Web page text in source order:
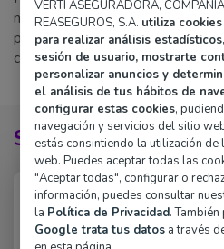
necesidades y a las de tu nuevo
prefieras y busca el equilibrio
coberturas y precio:
SEGÚN TUS
Seguro de coche a
terceros
VERTI ASEGURADORA,
REASEGUROS, S.A. utiliza
para realizar análisis
sesión de usuario, mostrarte
personalizar anuncios y
el análisis de tus hábitos de
configurar estas cookies,
navegación y servicios del sitio
estás consintiendo la utilización de
web. Puedes aceptar todas las
"Aceptar todas", configurar o
información, puedes consultar
la Política de Privacidad.
Google trata tus datos a través